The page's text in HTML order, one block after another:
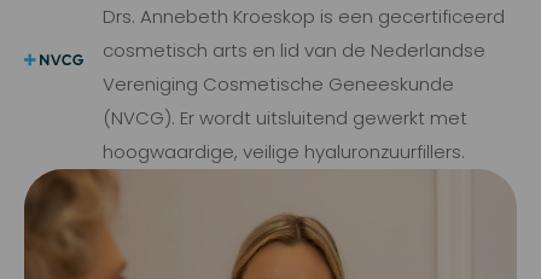
Drs. Annebeth Kroeskop is een gecertificeerd
cosmetisch arts en lid van de Nederlandse
Vereniging Cosmetische Geneeskunde
(NVCG). Er wordt uitsluitend gewerkt met
hoogwaardige, veilige hyaluronzuurfillers.